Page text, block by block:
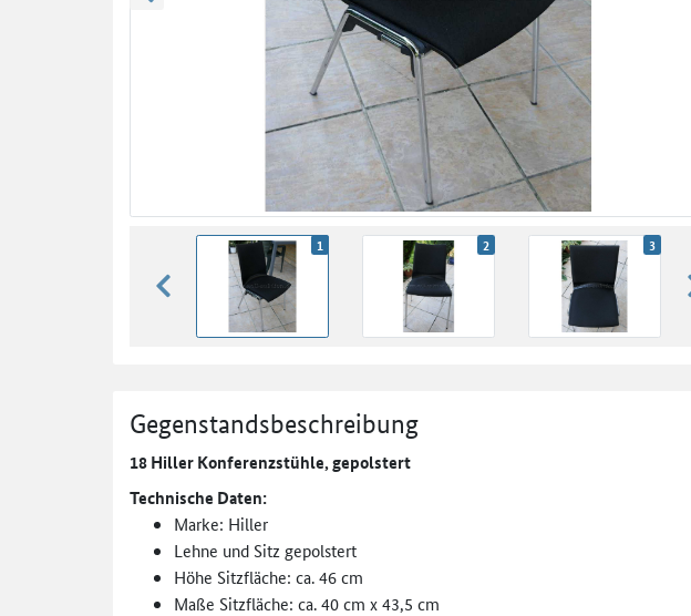
zurück blättern
1 2 3
Gegenstandsbeschreibung
18 Hiller Konferenzstühle, gepolstert
Technische Daten:
Marke: Hiller
Lehne und Sitz gepolstert
Höhe Sitzfläche: ca. 46 cm
Maße Sitzfläche: ca. 40 cm x 43,5 cm